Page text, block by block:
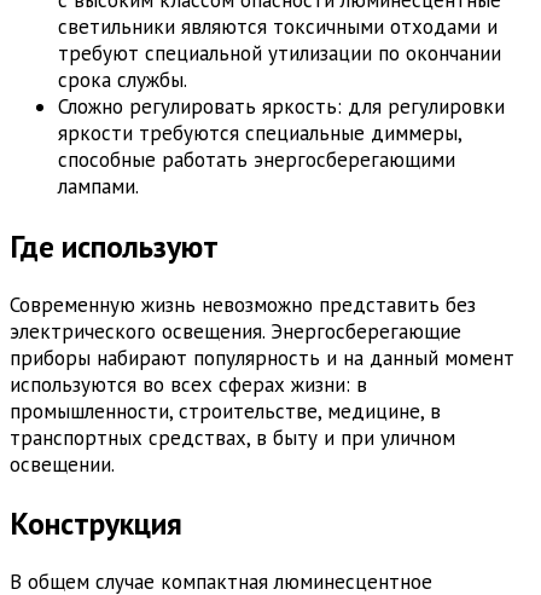
светильники являются токсичными отходами и
требуют специальной утилизации по окончании
срока службы.
Сложно регулировать яркость: для регулировки
яркости требуются специальные диммеры,
способные работать энергосберегающими
лампами.
Где используют
Современную жизнь невозможно представить без
электрического освещения. Энергосберегающие
приборы набирают популярность и на данный момент
используются во всех сферах жизни: в
промышленности, строительстве, медицине, в
транспортных средствах, в быту и при уличном
освещении.
Конструкция
В общем случае компактная люминесцентное